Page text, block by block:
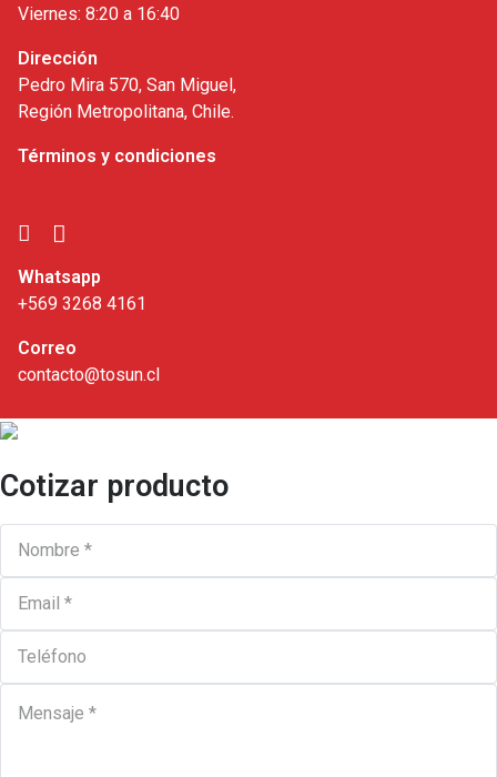
Viernes: 8:20 a 16:40
Dirección
Pedro Mira 570, San Miguel,
Región Metropolitana, Chile.
Términos y condiciones
Whatsapp
+569 3268 4161
Correo
contacto@tosun.cl
Cotizar producto